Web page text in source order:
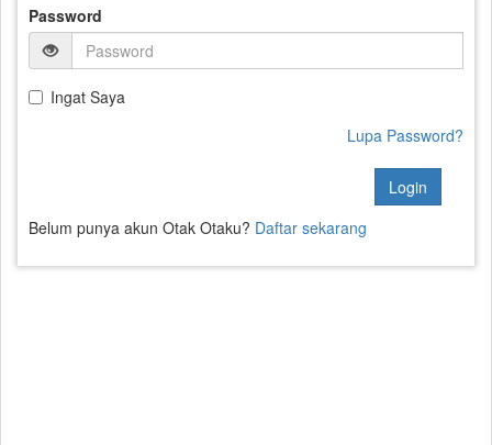
Password
Ingat Saya
Lupa Password?
Login
Belum punya akun Otak Otaku? Daftar sekarang